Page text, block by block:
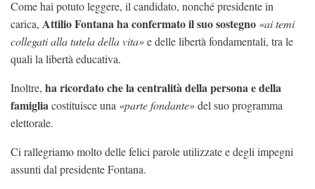
Come hai potuto leggere, il candidato, nonché presidente in
carica, Attilio Fontana ha confermato il suo sostegno «ai temi
collegati alla tutela della vita»e delle libertà fondamentali, tra le
quali la libertà educativa.
Inoltre, ha ricordato che la centralità della persona e della
famigliacostituisce una «parte fondante»del suo programma
elettorale.
Ci rallegriamo molto delle felici parole utilizzate e degli impegni
assunti dal presidente Fontana.